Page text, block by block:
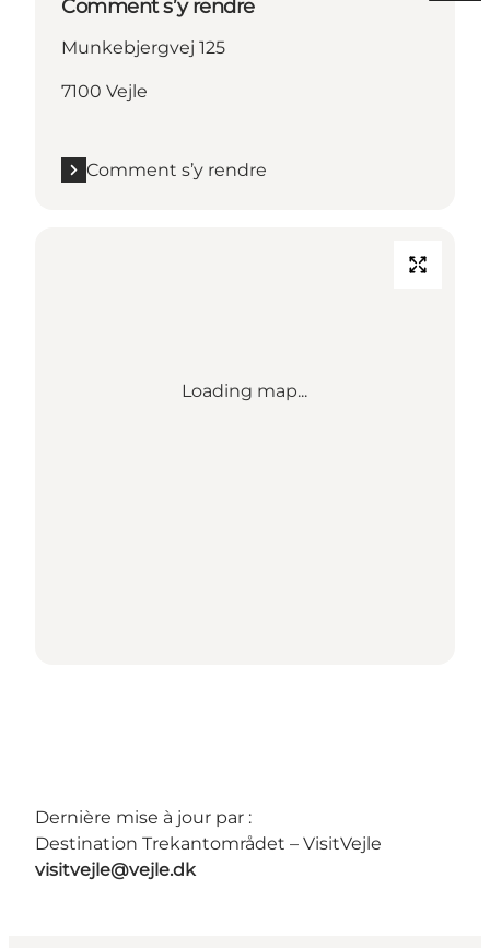
Comment s’y rendre
Munkebjergvej 125
7100 Vejle
Comment s’y rendre
Loading map...
Dernière mise à jour par :
Destination Trekantområdet – VisitVejle
visitvejle@vejle.dk